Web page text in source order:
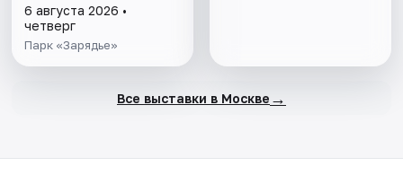
6 августа 2026 •
четверг
Парк «Зарядье»
Все выставки в Москве →